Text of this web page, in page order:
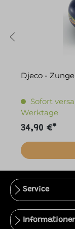
Djeco -
Sofort
Werktage
34,90 €*
Service